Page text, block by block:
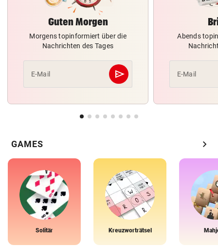
Guten Morgen
Morgens topinformiert über die
Nachrichten des Tages
E-Mail send
Abschicken
Abends
E-Mail
GAMES chevron_right
Solitär Kreuzworträtsel